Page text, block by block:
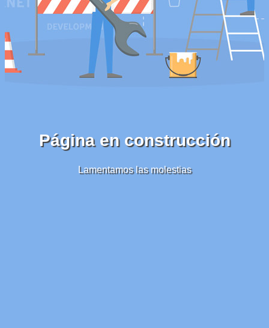
Página en construcción
Lamentamos las molestias